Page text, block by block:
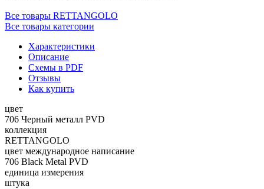
Все товары RETTANGOLO
Все товары категории
Характеристики
Описание
Схемы в PDF
Отзывы
Как купить
цвет
706 Черный металл PVD
коллекция
RETTANGOLO
цвет международное написание
706 Black Metal PVD
единица измерения
штука